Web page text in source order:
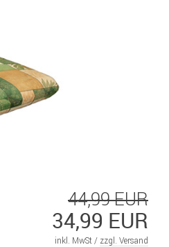
44,99 EUR
34,99 EUR
inkl. MwSt / zzgl. Versand